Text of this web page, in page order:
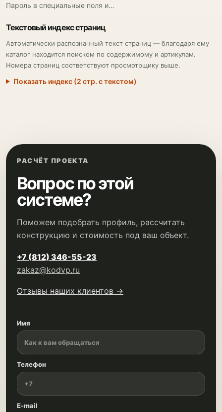
Пароль в специальные поля и…
Текстовый индекс страниц
Автоматически распознанный текст страниц — благодаря ему
каталог находится поиском по содержимому и артикулам.
Номера страниц соответствуют просмотрщику выше.
Показать индекс (2 стр. с текстом)
РАСЧЁТ ПРОЕКТА
Вопрос по этой
системе?
Поможем подобрать профиль, рассчитать
конструкцию и стоимость под ваш объект.
+7 (812) 346-55-23
zakaz@kodvp.ru
Отзывы наших клиентов →
Имя
Телефон
E-mail